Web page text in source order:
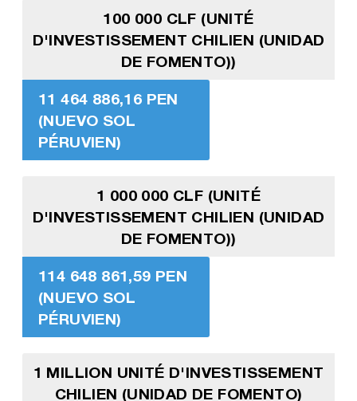
100 000 CLF (UNITÉ
D'INVESTISSEMENT CHILIEN (UNIDAD
DE FOMENTO))
11 464 886,16 PEN
(NUEVO SOL
PÉRUVIEN)
1 000 000 CLF (UNITÉ
D'INVESTISSEMENT CHILIEN (UNIDAD
DE FOMENTO))
114 648 861,59 PEN
(NUEVO SOL
PÉRUVIEN)
1 MILLION UNITÉ D'INVESTISSEMENT
CHILIEN (UNIDAD DE FOMENTO)